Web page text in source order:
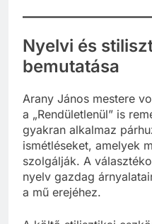
Nyelvi és
bemutatása
Arany János mestere
a „Rendületlenül” is
gyakran alkalmaz
ismétléseket, amelyek
szolgálják. A
nyelv gazdag
a mű erejéhez.